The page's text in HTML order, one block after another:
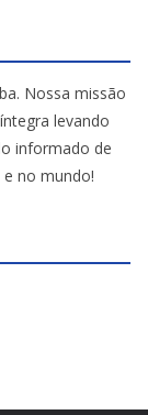
Nossa missão
levando
informado de
no mundo!